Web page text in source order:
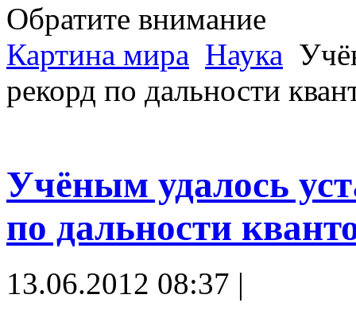
Обратите внимание
Картина мира Наука
рекорд по дальности
Учёным удалось
по дальности
13.06.2012 08:37 |